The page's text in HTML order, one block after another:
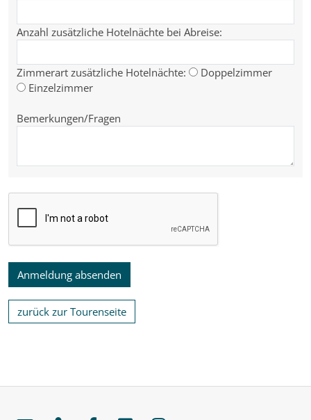
Anzahl zusätzliche Hotelnächte bei Abreise:
Zimmerart zusätzliche Hotelnächte:
Doppelzimmer
Einzelzimmer
Bemerkungen/Fragen
zurück zur Tourenseite